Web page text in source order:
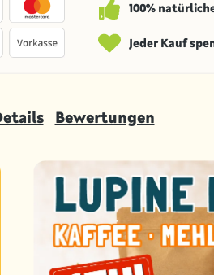
100%
Jeder Kauf
Bewertungen